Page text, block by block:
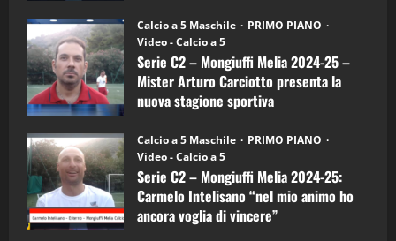
Calcio a 5 Maschile
PRIMO PIANO
Video - Calcio a 5
Serie C2 – Mongiuffi Melia 2024-25 –
Mister Arturo Carciotto presenta la
nuova stagione sportiva
Calcio a 5 Maschile
PRIMO PIANO
Video - Calcio a 5
Serie C2 – Mongiuffi Melia 2024-25:
Carmelo Intelisano “nel mio animo ho
ancora voglia di vincere”
5
“SportEmpire” in Podcast: 26^ Puntata
(Martedi 07 Aprile 2026)
08/04/2026
1
“SportEmpire” in Podcast: 30^ Puntata
(Martedi 05 Maggio 2026)
08/05/2026